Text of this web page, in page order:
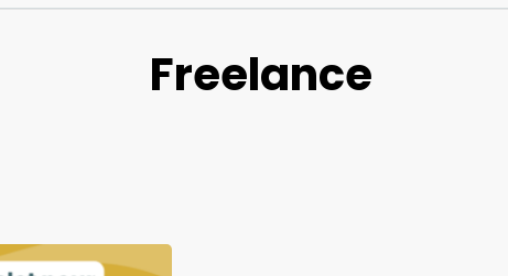
Freelance